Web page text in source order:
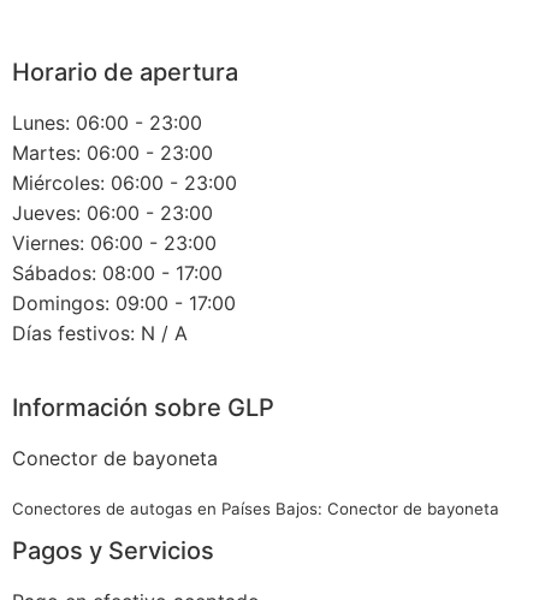
Horario de apertura
Lunes: 06:00 - 23:00
Martes: 06:00 - 23:00
Miércoles: 06:00 - 23:00
Jueves: 06:00 - 23:00
Viernes: 06:00 - 23:00
Sábados: 08:00 - 17:00
Domingos: 09:00 - 17:00
Días festivos: N / A
Información sobre GLP
Conector de bayoneta
Conectores de autogas en Países Bajos: Conector de bayoneta
Pagos y Servicios